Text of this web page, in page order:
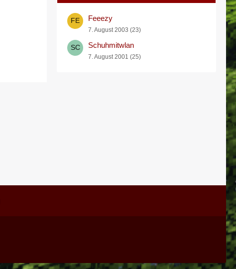
Feeezy
7. August 2003 (23)
Schuhmitwlan
7. August 2001 (25)